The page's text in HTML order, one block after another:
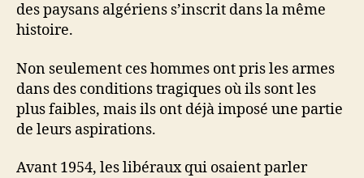
des paysans algériens s’inscrit dans la même
histoire.
Non seulement ces hommes ont pris les armes
dans des conditions tragiques où ils sont les
plus faibles, mais ils ont déjà imposé une partie
de leurs aspirations.
Avant 1954, les libéraux qui osaient parler